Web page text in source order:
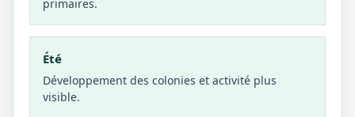
primaires.
Été
Développement des colonies et activité plus
visible.